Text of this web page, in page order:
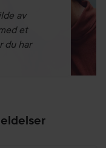
av
et
du har